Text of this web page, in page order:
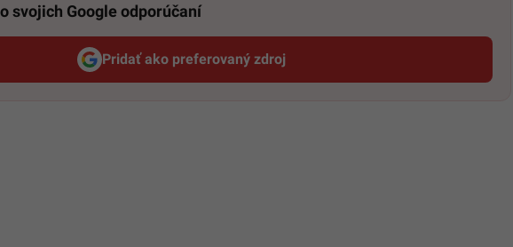
svojich Google odporúčaní
Pridať ako preferovaný zdroj
Startitup, odkaz sa otvorí v novom okne